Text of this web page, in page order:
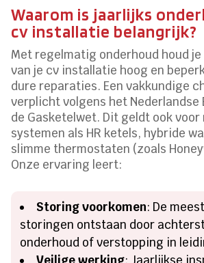
Waarom is jaarlijks
cv installatie belangrijk?
Met regelmatig onderhoud houd
van je cv installatie hoog en
dure reparaties. Een vakkundige
verplicht volgens het Nederlandse
de Gasketelwet. Dit geldt ook voor
systemen als HR ketels, hybride
slimme thermostaten (zoals
Onze ervaring leert:
Storing voorkomen: De
storingen ontstaan door
onderhoud of verstopping in